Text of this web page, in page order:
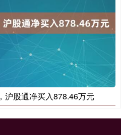
沪股通净买入878.46万元